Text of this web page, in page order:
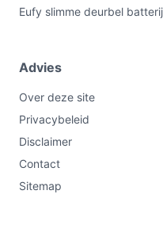
Eufy slimme deurbel
Advies
Over deze site
Privacybeleid
Disclaimer
Contact
Sitemap